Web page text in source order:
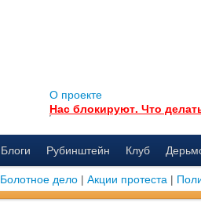
О проекте
Нас блокируют. Что
Блоги Рубинштейн Клуб
Болотное дело | Акции протеста |